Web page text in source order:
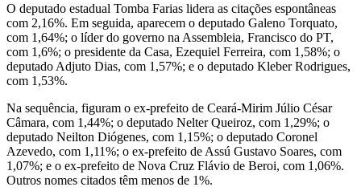
O deputado estadual Tomba Farias lidera as citações espontâneas
com 2,16%. Em seguida, aparecem o deputado Galeno Torquato,
com 1,64%; o líder do governo na Assembleia, Francisco do PT,
com 1,6%; o presidente da Casa, Ezequiel Ferreira, com 1,58%; o
deputado Adjuto Dias, com 1,57%; e o deputado Kleber Rodrigues,
com 1,53%.
Na sequência, figuram o ex-prefeito de Ceará-Mirim Júlio César
Câmara, com 1,44%; o deputado Nelter Queiroz, com 1,29%; o
deputado Neilton Diógenes, com 1,15%; o deputado Coronel
Azevedo, com 1,11%; o ex-prefeito de Assú Gustavo Soares, com
1,07%; e o ex-prefeito de Nova Cruz Flávio de Beroi, com 1,06%.
Outros nomes citados têm menos de 1%.